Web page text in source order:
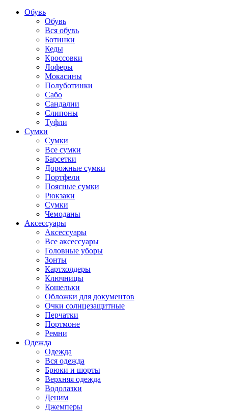
Обувь
Обувь
Вся обувь
Ботинки
Кеды
Кроссовки
Лоферы
Мокасины
Полуботинки
Сабо
Сандалии
Слипоны
Туфли
Сумки
Сумки
Все сумки
Барсетки
Дорожные сумки
Портфели
Поясные сумки
Рюкзаки
Сумки
Чемоданы
Аксессуары
Аксессуары
Все аксессуары
Головные уборы
Зонты
Картхолдеры
Ключницы
Кошельки
Обложки для документов
Очки солнцезащитные
Перчатки
Портмоне
Ремни
Одежда
Одежда
Вся одежда
Брюки и шорты
Верхняя одежда
Водолазки
Деним
Джемперы